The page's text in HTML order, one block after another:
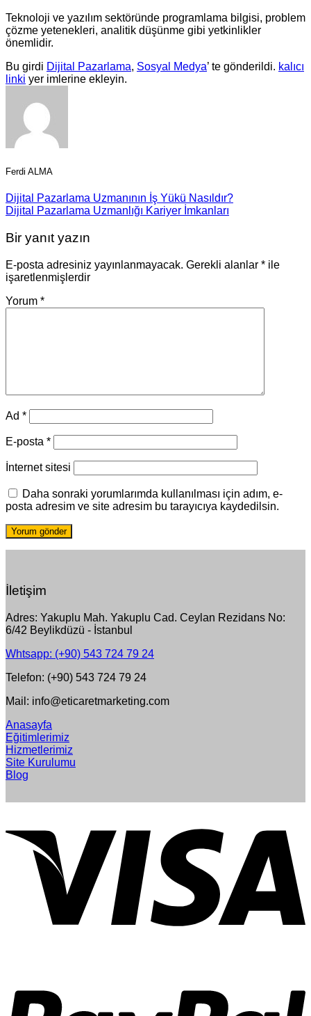
Teknoloji ve yazılım sektöründe programlama bilgisi, problem
çözme yetenekleri, analitik düşünme gibi yetkinlikler
önemlidir.
Bu girdi Dijital Pazarlama, Sosyal Medya’ te gönderildi. kalıcı
linki yer imlerine ekleyin.
Ferdi ALMA
Dijital Pazarlama Uzmanının İş Yükü Nasıldır?
Dijital Pazarlama Uzmanlığı Kariyer İmkanları
Bir yanıt yazın
E-posta adresiniz yayınlanmayacak. Gerekli alanlar * ile
işaretlenmişlerdir
Yorum *
Ad *
E-posta *
İnternet sitesi
Daha sonraki yorumlarımda kullanılması için adım, e-
posta adresim ve site adresim bu tarayıcıya kaydedilsin.
İletişim
Adres: Yakuplu Mah. Yakuplu Cad. Ceylan Rezidans No:
6/42 Beylikdüzü - İstanbul
Whtsapp: (+90) 543 724 79 24
Telefon: (+90) 543 724 79 24
Mail: info@eticaretmarketing.com
Anasayfa
Eğitimlerimiz
Hizmetlerimiz
Site Kurulumu
Blog